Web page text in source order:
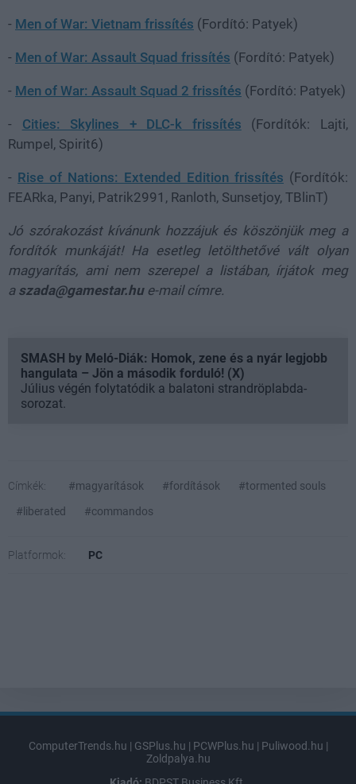
- Men of War: Vietnam frissítés (Fordító: Patyek)
- Men of War: Assault Squad frissítés (Fordító: Patyek)
- Men of War: Assault Squad 2 frissítés (Fordító: Patyek)
- Cities: Skylines + DLC-k frissítés (Fordítók: Lajti,
Rumpel, Spirit6)
- Rise of Nations: Extended Edition frissítés (Fordítók:
FEARka, Panyi, Patrik2991, Ranloth, Sunsetjoy, TBlinT)
Jó szórakozást kívánunk hozzájuk és köszönjük meg a
fordítók munkáját! Ha esetleg letölthetővé vált olyan
magyarítás, ami nem szerepel a listában, írjátok meg
a szada@gamestar.hue-mail címre.
SMASH by Meló-Diák: Homok, zene és a nyár legjobb
hangulata – Jön a második forduló! (X)
Július végén folytatódik a balatoni strandröplabda-
sorozat.
Címkék: #magyarítások #fordítások
#tormented souls
#liberated
#commandos
Platformok: PC
ComputerTrends.hu | GSPlus.hu | PCWPlus.hu | Puliwood.hu |
Zoldpalya.hu